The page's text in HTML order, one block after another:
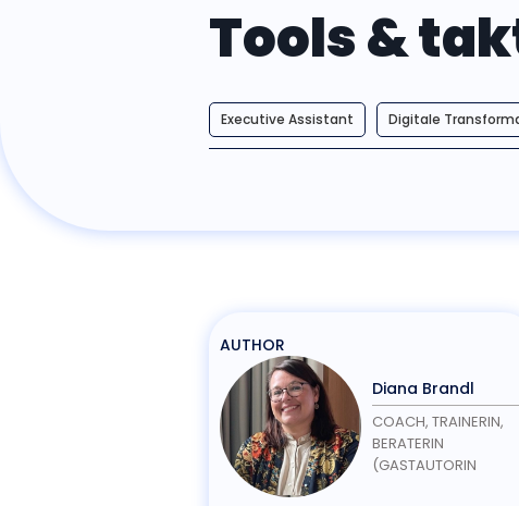
Tools &
Executive Assistant Digitale
AUTHOR
Diana Brandl
COACH, TRAINERIN,
BERATERIN
(GASTAUTORIN